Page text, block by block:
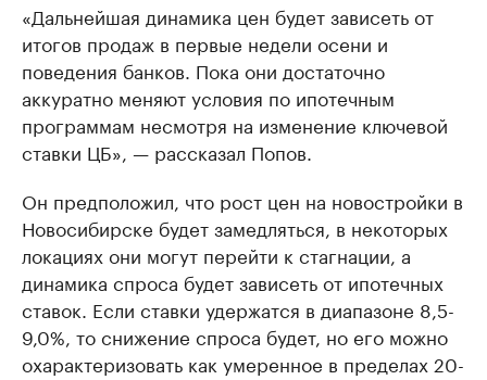
«Дальнейшая динамика цен будет зависеть от
итогов продаж в первые недели осени и
поведения банков. Пока они достаточно
аккуратно меняют условия по ипотечным
программам несмотря на изменение ключевой
ставки ЦБ», — рассказал Попов.
Он предположил, что рост цен на новостройки в
Новосибирске будет замедляться, в некоторых
локациях они могут перейти к стагнации, а
динамика спроса будет зависеть от ипотечных
ставок. Если ставки удержатся в диапазоне 8,5-
9,0%, то снижение спроса будет, но его можно
охарактеризовать как умеренное в пределах 20-